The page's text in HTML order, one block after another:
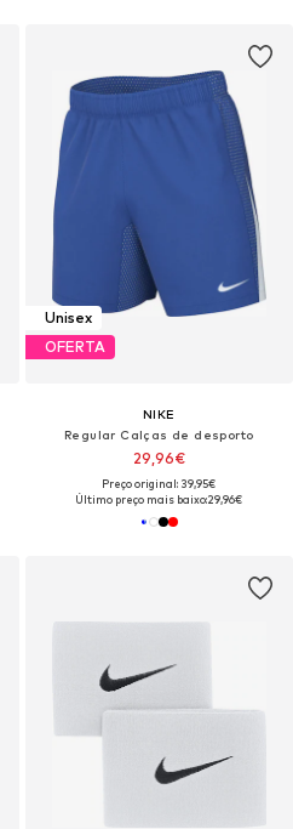
Unisex
OFERTA
NIKE
Regular Calças de desporto
29,96€
Preço original: 39,95€
Último preço mais baixo:29,96€